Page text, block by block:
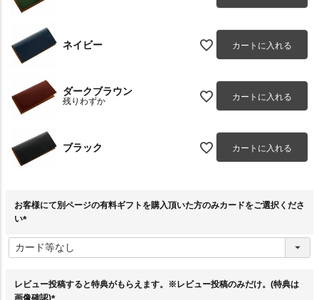
ネイビー カートに入れる
ダークブラウン
残りわずか カートに入れる
ブラック カートに入れる
お客様にて別ページの有料ギフトを購入頂いた方のみカードをご選択くださ
い
必
須
レビュー投稿すると特典がもらえます。※レビュー投稿のみだけ。(特典は
画像確認)